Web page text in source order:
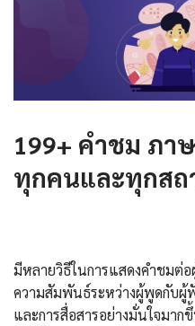
199+ คำชม ภา
ทุกคนและทุกส
มีหลายวิธีในการแสดงคำชมต่
ความสัมพันธ์ระหว่างผู้พูดกับผู้
และการสื่อสารอย่างมั่นใจมา